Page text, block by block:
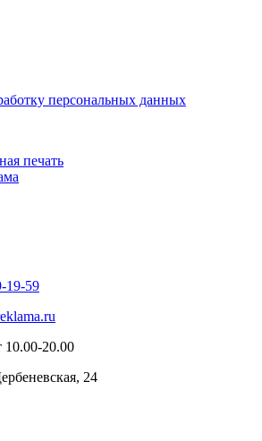
персональных данных
печать
19-59
20.00
24